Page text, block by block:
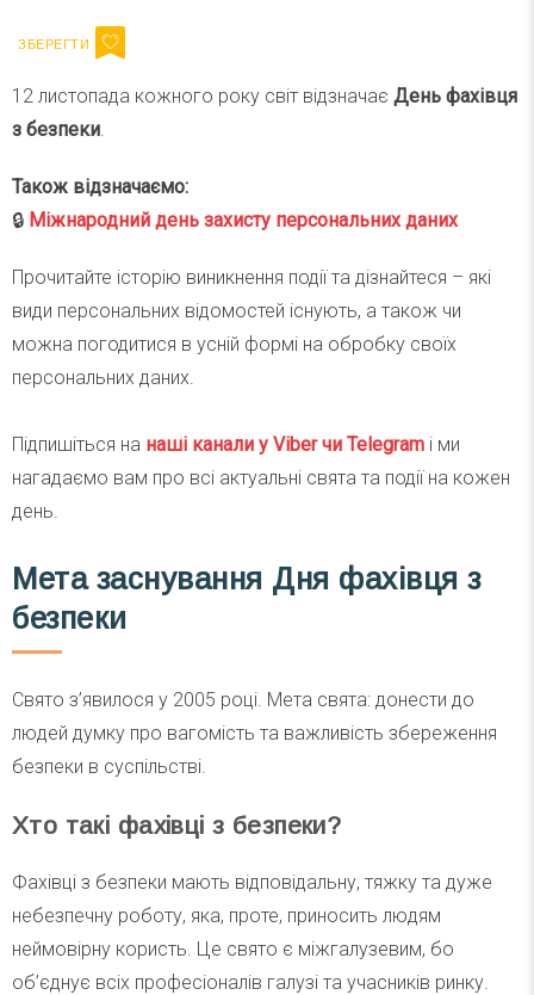
12 листопада кожного року світ відзначає День фахівця
з безпеки.
Також відзначаємо:
🔒 Міжнародний день захисту персональних даних
Прочитайте історію виникнення події та дізнайтеся – які
види персональних відомостей існують, а також чи
можна погодитися в усній формі на обробку своїх
персональних даних.
Підпишіться на наші канали у Viber чи Telegram і ми
нагадаємо вам про всі актуальні свята та події на кожен
день.
Мета заснування Дня фахівця з
безпеки
Свято з’явилося у 2005 році. Мета свята: донести до
людей думку про вагомість та важливість збереження
безпеки в суспільстві.
Хто такі фахівці з безпеки?
Фахівці з безпеки мають відповідальну, тяжку та дуже
небезпечну роботу, яка, проте, приносить людям
неймовірну користь. Це свято є міжгалузевим, бо
об’єднує всіх професіоналів галузі та учасників ринку.